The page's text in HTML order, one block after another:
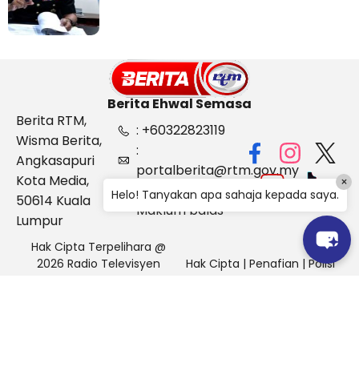
Berita Ehwal Semasa
Berita RTM,
Wisma Berita,
Angkasapuri
Kota Media,
50614 Kuala
Lumpur
: +60322823119
:
portalberita@rtm.gov.my
: Aduan &
Maklum balas
Hak Cipta Terpelihara @
2026 Radio Televisyen
Hak Cipta | Penafian | Polisi
Helo! Tanyakan apa sahaja kepada saya.
×